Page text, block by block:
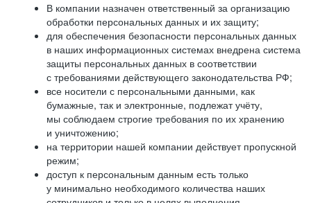
В компании назначен ответственный за организацию
обработки персональных данных и их защиту;
для обеспечения безопасности персональных данных
в наших информационных системах внедрена система
защиты персональных данных в соответствии
с требованиями действующего законодательства РФ;
все носители с персональными данными, как
бумажные, так и электронные, подлежат учёту,
мы соблюдаем строгие требования по их хранению
и уничтожению;
на территории нашей компании действует пропускной
режим;
доступ к персональным данным есть только
у минимально необходимого количества наших